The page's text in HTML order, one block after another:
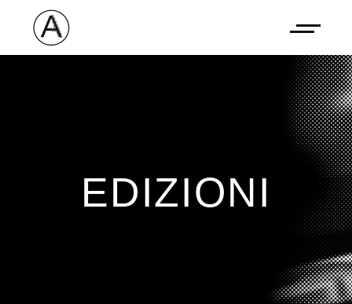
EDIZIONI